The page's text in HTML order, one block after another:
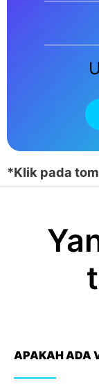
*Klik pada
APAKAH ADA